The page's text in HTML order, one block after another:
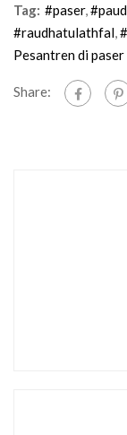
Tag: #paser, #paud
#raudhatulathfal
Pesantren di paser
Share: